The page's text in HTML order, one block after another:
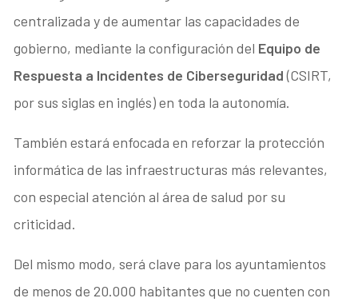
centralizada y de aumentar las capacidades de
gobierno, mediante la configuración del Equipo de
Respuesta a Incidentes de Ciberseguridad(CSIRT,
por sus siglas en inglés) en toda la autonomía.
También estará enfocada en reforzar la protección
informática de las infraestructuras más relevantes,
con especial atención al área de salud por su
criticidad.
Del mismo modo, será clave para los ayuntamientos
de menos de 20.000 habitantes que no cuenten con